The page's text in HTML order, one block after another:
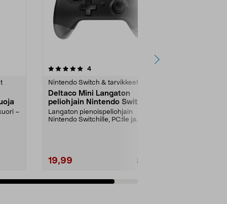
–
4arvostelut
Nintendo Switch & tarvikkeet
Deltaco Mini Langaton
peliohjain Nintendo Switch -
pelikonsoliin
Langaton pienoispeliohjain
Nintendo Switchille, PC:lle ja
29,95
19,99